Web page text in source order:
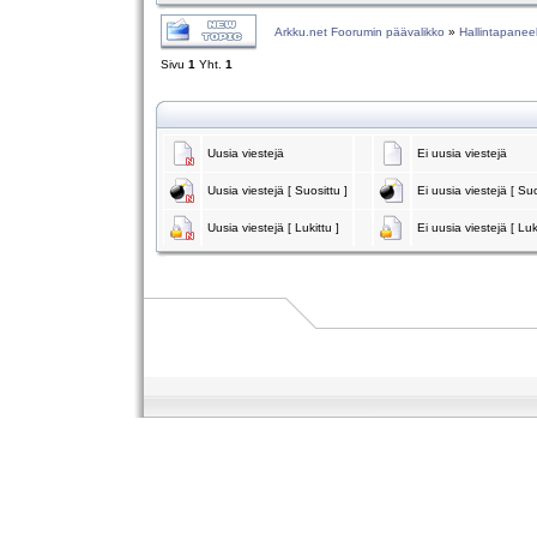
Arkku.net Foorumin päävalikko »
Sivu 1 Yht. 1
Uusia viestejä Ei uusia viestejä
Uusia viestejä [ Suosittu ] Ei uusia viestejä [
Uusia viestejä [ Lukittu ] Ei uusia viestejä [